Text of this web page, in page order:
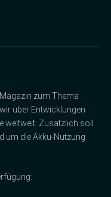
zum Thema
über Entwicklungen
weltweit. Zusätzlich soll
um die Akku-Nutzung